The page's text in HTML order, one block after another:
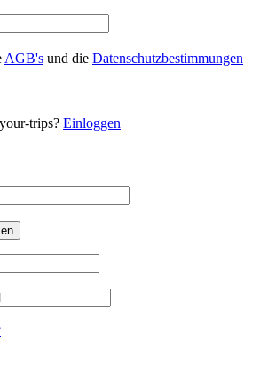
AGB's und die Datenschutzbestimmungen
trips? Einloggen